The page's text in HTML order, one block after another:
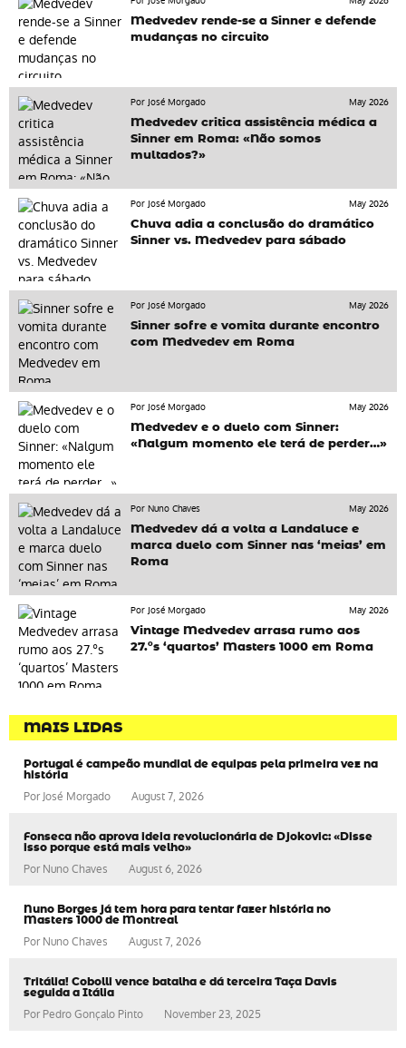
Medvedev rende-se a Sinner e defende
mudanças no circuito
Por José Morgado
May 2026
Medvedev critica assistência médica a
Sinner em Roma: «Não somos
multados?»
Por José Morgado
May 2026
Chuva adia a conclusão do dramático
Sinner vs. Medvedev para sábado
Por José Morgado
May 2026
Sinner sofre e vomita durante encontro
com Medvedev em Roma
Por José Morgado
May 2026
Medvedev e o duelo com Sinner:
«Nalgum momento ele terá de perder…»
Por Nuno Chaves
May 2026
Medvedev dá a volta a Landaluce e
marca duelo com Sinner nas ‘meias’ em
Roma
Por José Morgado
May 2026
Vintage Medvedev arrasa rumo aos
27.ºs ‘quartos’ Masters 1000 em Roma
MAIS LIDAS
Portugal é campeão mundial de equipas pela primeira vez na
história
PorJosé Morgado August 7, 2026
Fonseca não aprova ideia revolucionária de Djokovic: «Disse
isso porque está mais velho»
Por Nuno Chaves August 6, 2026
Nuno Borges já tem hora para tentar fazer história no
Masters 1000 de Montreal
PorNuno Chaves August 7, 2026
Tritália! Cobolli vence batalha e dá terceira Taça Davis
seguida a Itália
Por Pedro Gonçalo Pinto November 23, 2025